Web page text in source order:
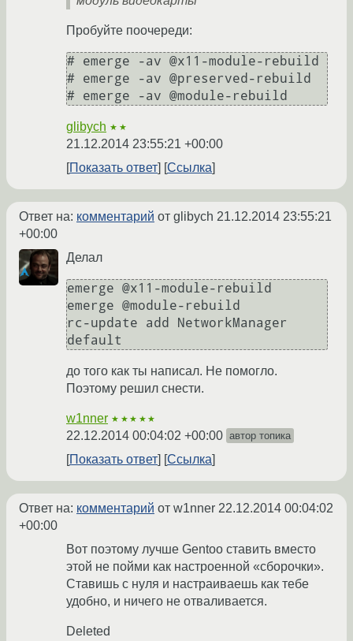
Пробуйте поочереди:
# emerge -av @x11-module-rebuild
# emerge -av @preserved-rebuild
glibych ★★
21.12.2014 23:55:21 +00:00
Показать ответ
Ссылка
Ответ на: комментарий от glibych 21.12.2014 23:55:21
+00:00
Делал
emerge @x11-module-rebuild
emerge @module-rebuild
rc-update add NetworkManager
default
до того как ты написал. Не помогло.
Поэтому решил снести.
w1nner ★★★★★
22.12.2014 00:04:02 +00:00 автор топика
Показать ответ Ссылка
Ответ на: комментарий от w1nner 22.12.2014 00:04:02
+00:00
Вот поэтому лучше Gentoo ставить вместо
этой не пойми как настроенной «сборочки».
Ставишь с нуля и настраиваешь как тебе
удобно, и ничего не отваливается.
Deleted